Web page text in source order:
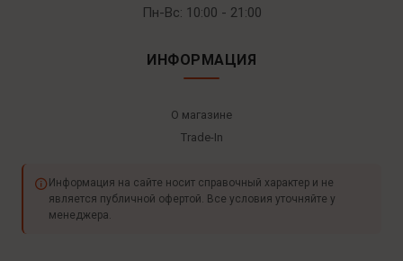
Пн-Вс: 10:00 - 21:00
ИНФОРМАЦИЯ
О магазине
Trade-In
Информация на сайте носит справочный характер и не
является публичной офертой. Все условия уточняйте у
менеджера.